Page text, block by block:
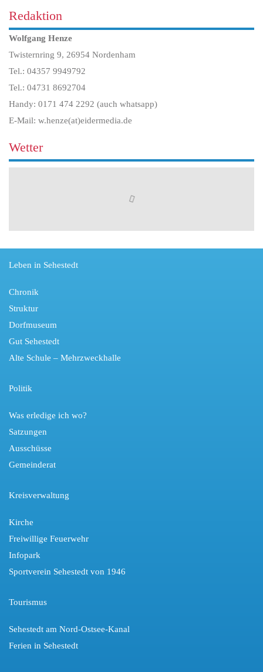
Redaktion
Wolfgang Henze
Twisternring 9, 26954 Nordenham
Tel.: 04357 9949792
Tel.: 04731 8692704
Handy: 0171 474 2292 (auch whatsapp)
E-Mail: w.henze(at)eidermedia.de
Wetter
Leben in Sehestedt
Chronik
Struktur
Dorfmuseum
Gut Sehestedt
Alte Schule – Mehrzweckhalle
Politik
Was erledige ich wo?
Satzungen
Ausschüsse
Gemeinderat
Kreisverwaltung
Kirche
Freiwillige Feuerwehr
Infopark
Sportverein Sehestedt von 1946
Tourismus
Sehestedt am Nord-Ostsee-Kanal
Ferien in Sehestedt